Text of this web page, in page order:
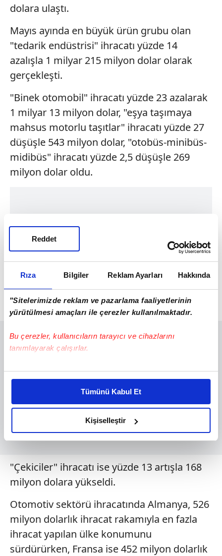
Rıza Bilgiler Reklam Ayarları Hakkında
"Sitelerimizde reklam ve pazarlama faaliyetlerinin
yürütülmesi amaçları ile çerezler kullanılmaktadır.
Bu çerezler, kullanıcıların tarayıcı ve cihazlarını
tanımlayarak çalışırlar.
Bu çerezlere izin vermeniz halinde sizlere özel
daha iyi reklam deneyimi yaşatabiliriz. Bunu yaparken
amacımızın size daha iyi bir reklam deneyimi sunmak
olduğunu ve sizlere en iyi içerikleri sunabilmek adına
elimizden gelen çabayı gösterdiğimizi ve bu noktada,
reklamların maliyetlerimizi karşılamak noktasında tek gelir
Her halükârda, kullanıcılar, bu çerezlere izin vermedikleri
takdirde, kullanıcılara hedefli reklamlar
gösterilmeyecektir."
Sizlere daha iyi bir hizmet sunabilmek için İnternet
Sitemizde kendimize ve üçüncü kişilere ait çerezler
kullanılmaktadır. Bu çerezler vasıtasıyla çeşitli kişisel
Tümünü Kabul Et
Kişiselleştir
Reddet
dolara ulaştı.
Mayıs ayında en büyük ürün grubu olan
"tedarik endüstrisi" ihracatı yüzde 14
azalışla 1 milyar 215 milyon dolar olarak
gerçekleşti.
"Binek otomobil" ihracatı yüzde 23 azalarak
1 milyar 13 milyon dolar, "eşya taşımaya
mahsus motorlu taşıtlar" ihracatı yüzde 27
düşüşle 543 milyon dolar, "otobüs-minibüs-
midibüs" ihracatı yüzde 2,5 düşüşle 269
milyon dolar oldu.
"Çekiciler" ihracatı ise yüzde 13 artışla 168
milyon dolara yükseldi.
Otomotiv sektörü ihracatında Almanya, 526
milyon dolarlık ihracat rakamıyla en fazla
ihracat yapılan ülke konumunu
sürdürürken, Fransa ise 452 milyon dolarlık